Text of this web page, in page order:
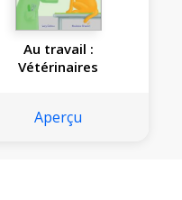
Au travail :
Vétérinaires
Aperçu